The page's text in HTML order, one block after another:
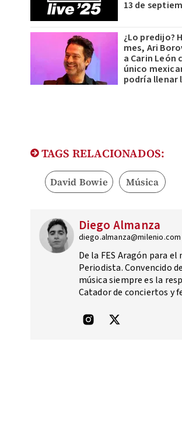
13 de
¿Lo predijo?
mes, Ari
a Carin León
único
podría llenar
TAGS RELACIONADOS:
David Bowie Música
Diego Almanza
diego.almanza@milenio.com
De la FES Aragón para el
Periodista. Convencido
música siempre es la
Catador de conciertos y